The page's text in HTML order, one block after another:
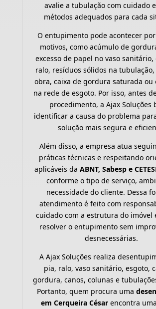
avalie a tubulação com cuidado
métodos adequados para cada
O entupimento pode acontecer
motivos, como acúmulo de
excesso de papel no vaso sanitário,
ralo, resíduos sólidos na
obra, caixa de gordura saturada ou
na rede de esgoto. Por isso, antes
procedimento, a Ajax Soluções
identificar a causa do problema
solução mais segura e
Além disso, a empresa atua
práticas técnicas e respeitando
aplicáveis da ABNT, Sabesp e
conforme o tipo de serviço,
necessidade do cliente. Dessa
atendimento é feito com
cuidado com a estrutura do imóvel
resolver o entupimento sem
desnecessárias.
A Ajax Soluções realiza
pia, ralo, vaso sanitário, esgoto,
gordura, canos, colunas e
Portanto, quem procura uma
em Cerqueira Césarencontra